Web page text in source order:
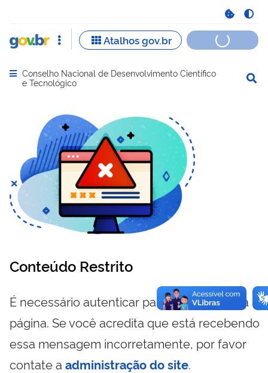
Abrir menu principal de navegação
Conselho Nacional de Desenvolvimento Científico
e Tecnológico
Conteúdo Restrito
É necessário autenticar para visualizar essa
página. Se você acredita que está recebendo
essa mensagem incorretamente, por favor
contate a administração do site.